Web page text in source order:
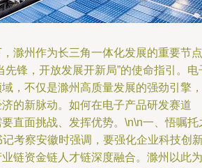
滁州作为长三角一体化发展的重要节点
先锋，开放发展开新局”的使命指引。电
，不仅是滁州高质量发展的强劲引擎，
的新脉动。如何在电子产品研发赛道
直面挑战、发挥优势。\n\n一、悟嘱托
考察安徽时强调，要强化企业科技创
链资金链人才链深度融合。滁州以此为